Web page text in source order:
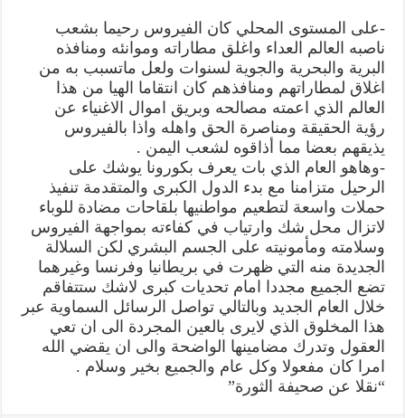
-على المستوى المحلي كان الفيروس رحيما بشعب
ناصبه العالم العداء واغلق مطاراته وموانئه ومنافذه
البرية والبحرية والجوية لسنوات ولعل ماتسبب به من
اغلاق لمطاراتهم ومنافذهم كان انتقاما الهيا من هذا
العالم الذي اعمته مصالحه وبريق اموال الاغنياء عن
رؤية الحقيقة ومناصرة الحق واهله واذا بالفيروس
يذيقهم بعضا مما أذاقوه لشعب اليمن .
-وهاهو العام الذي بات يعرف بكورونا يوشك على
الرحيل متزامنا مع بدء الدول الكبرى والمتقدمة تنفيذ
حملات واسعة لتطعيم مواطنيها بلقاحات مضادة للوباء
لاتزال محل شك وارتياب في كفاءته بمواجهة الفيروس
وسلامته ومأمونيته على الجسم البشري لكن السلالة
الجديدة منه التي ظهرت في بريطانيا وفرنسا وغيرهما
تضع الجميع مجددا امام تحديات كبرى لاشك ستتفاقم
خلال العام الجديد وبالتالي تواصل الرسائل السماوية عبر
هذا المخلوق الذي لايرى بالعين المجردة الى ان تعي
العقول وتدرك مضامينها الواضحة والى ان يقضي الله
امرا كان مفعولا وكل عام والجميع بخير وسلام .
“نقلا عن صحيفة الثورة”